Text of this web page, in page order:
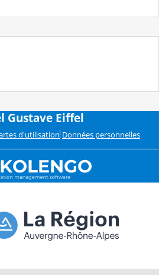
Gustave Eiffel
d'utilisation Données personnelles